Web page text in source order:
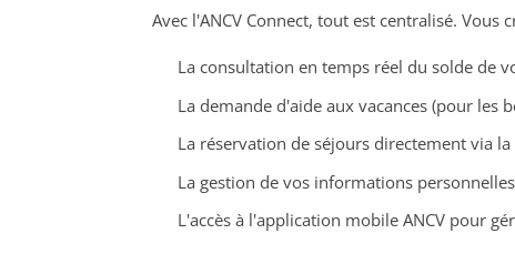
Avec l'ANCV Connect, tout est centralisé. Vous
La consultation en temps réel du solde de
La demande d'aide aux vacances (pour les
La réservation de séjours directement via
La gestion de vos informations
L'accès à l'application mobile ANCV pour